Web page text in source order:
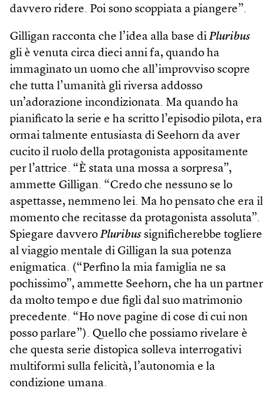
davvero ridere. Poi sono scoppiata a piangere”.
Gilligan racconta che l’idea alla base di Pluribus
gli è venuta circa dieci anni fa, quando ha
immaginato un uomo che all’improvviso scopre
che tutta l’umanità gli riversa addosso
un’adorazione incondizionata. Ma quando ha
pianificato la serie e ha scritto l’episodio pilota, era
ormai talmente entusiasta di Seehorn da aver
cucito il ruolo della protagonista appositamente
per l’attrice. “È stata una mossa a sorpresa”,
ammette Gilligan. “Credo che nessuno se lo
aspettasse, nemmeno lei. Ma ho pensato che era il
momento che recitasse da protagonista assoluta”.
Spiegare davvero Pluribus significherebbe togliere
al viaggio mentale di Gilligan la sua potenza
enigmatica. (“Perfino la mia famiglia ne sa
pochissimo”, ammette Seehorn, che ha un partner
da molto tempo e due figli dal suo matrimonio
precedente. “Ho nove pagine di cose di cui non
posso parlare”). Quello che possiamo rivelare è
che questa serie distopica solleva interrogativi
multiformi sulla felicità, l’autonomia e la
condizione umana.